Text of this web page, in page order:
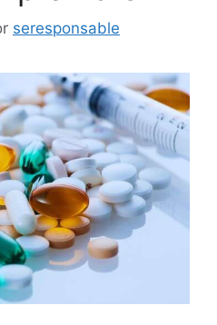
seresponsable